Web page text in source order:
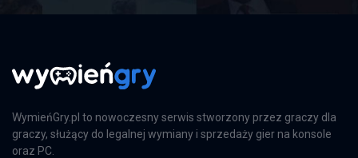
WymieńGry.pl to nowoczesny serwis stworzony przez graczy dla
graczy, służący do legalnej wymiany i sprzedaży gier na konsole
oraz PC.